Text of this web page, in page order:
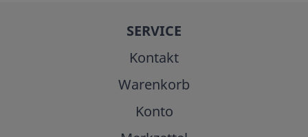
SERVICE
Kontakt
Warenkorb
Konto